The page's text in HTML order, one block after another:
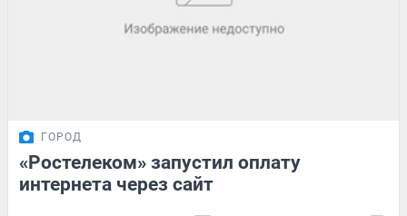
ГОРОД
«Ростелеком» запустил оплату
интернета через сайт